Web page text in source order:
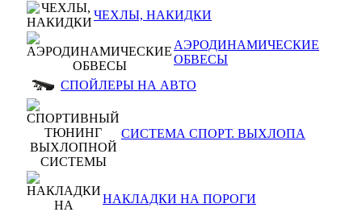
ЧЕХЛЫ, НАКИДКИ
АЭРОДИНАМИЧЕСКИЕ
ОБВЕСЫ
СПОЙЛЕРЫ НА АВТО
СИСТЕМА СПОРТ. ВЫХЛОПА
НАКЛАДКИ НА ПОРОГИ